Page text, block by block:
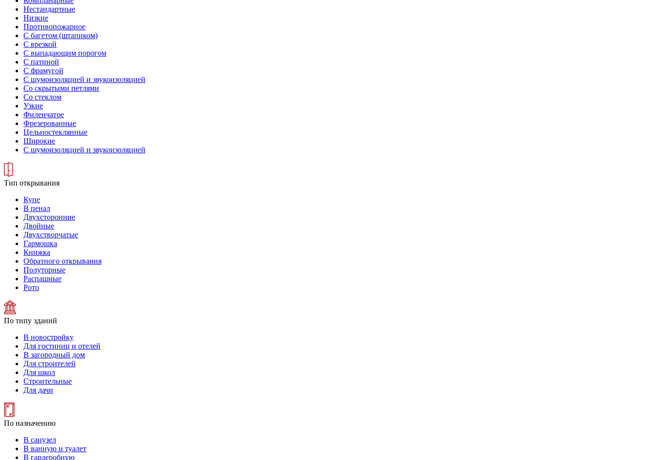
Нестандартные
Низкие
Противопожарное
С багетом (штапиком)
С врезкой
С выпадающим порогом
С патиной
С фрамугой
С шумоизоляцией и звукоизоляцией
Со скрытыми петлями
Со стеклом
Узкие
Филенчатое
Фрезерованные
Цельностеклянные
Широкие
С шумоизоляцией и звукоизоляцией
Тип открывания
Купе
В пенал
Двухсторонние
Двойные
Двухстворчатые
Гармошка
Книжка
Обратного открывания
Полуторные
Распашные
Рото
По типу зданий
В новостройку
Для гостиниц и отелей
В загородный дом
Для строителей
Для школ
Строительные
Для дачи
По назначению
В санузел
В ванную и туалет
В гардеробную